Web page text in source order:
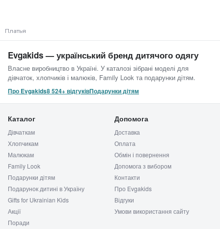
Платья
Evgakids — український бренд дитячого одягу
Власне виробництво в Україні. У каталозі зібрані моделі для
дівчаток, хлопчиків і малюків, Family Look та подарунки дітям.
Про Evgakids8 524+ відгуківПодарунки дітям
Каталог
Дівчаткам
Хлопчикам
Малюкам
Family Look
Подарунки дітям
Подарунок дитині в Україну
Gifts for Ukrainian Kids
Акції
Поради
Допомога
Доставка
Оплата
Обмін і повернення
Допомога з вибором
Контакти
Про Evgakids
Відгуки
Умови використання сайту